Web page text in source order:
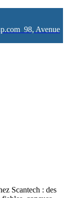
98, Avenue
Scantech : des